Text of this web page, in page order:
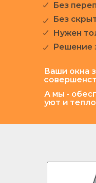
Без
Без
Нужен
Решение
А мы -
уют и
Ваши окна